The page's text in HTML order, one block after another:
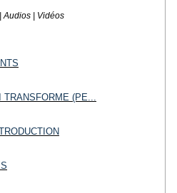
Audios | Vidéos
(PE...